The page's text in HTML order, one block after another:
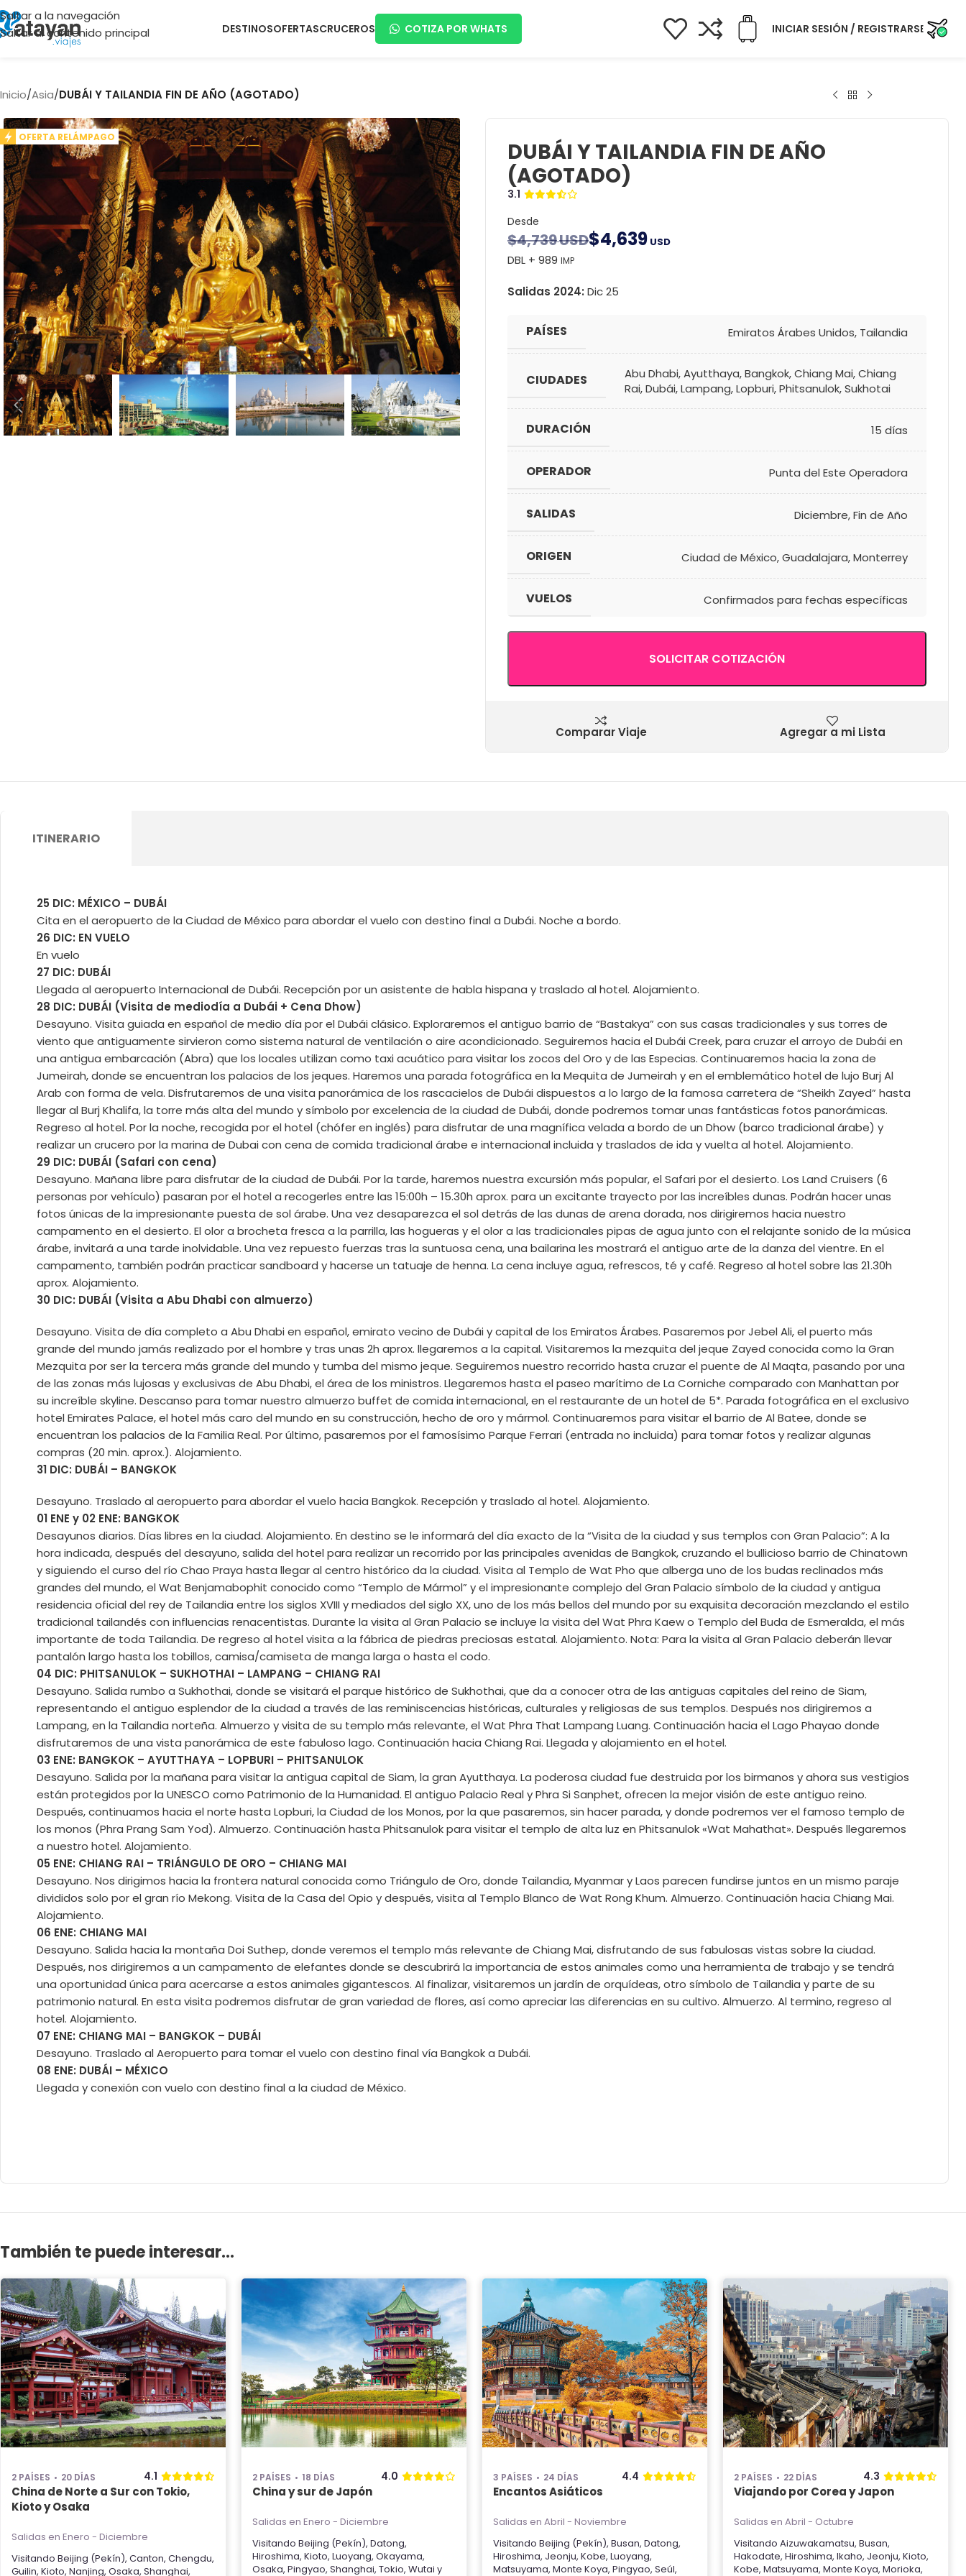
Saltar a la navegación
Saltar al contenido principal
DESTINOSOFERTASCRUCEROS COTIZA POR WHATS INICIAR SESIÓN / REGISTRARSE
Inicio/Asia/DUBÁI Y TAILANDIA FIN DE AÑO (AGOTADO)
OFERTA RELÁMPAGO
DUBÁI Y TAILANDIA FIN DE AÑO
(AGOTADO)
3.1
Desde
$4,739USD$4,639 USD
DBL + 989 IMP
Salidas 2024: Dic 25
PAÍSES Emiratos Árabes Unidos, Tailandia
CIUDADES Abu Dhabi,Ayutthaya,Bangkok,Chiang Mai,Chiang
Rai,Dubái,Lampang,Lopburi,Phitsanulok,Sukhotai
DURACIÓN 15 días
OPERADOR Punta del Este Operadora
SALIDAS Diciembre,Fin de Año
ORIGEN Ciudad de México,Guadalajara,Monterrey
VUELOS Confirmados para fechas específicas
SOLICITAR COTIZACIÓN
Comparar Viaje Agregar a mi Lista
ITINERARIO
25 DIC: MÉXICO – DUBÁI
Cita en el aeropuerto de la Ciudad de México para abordar el vuelo con destino final a Dubái. Noche a bordo.
26 DIC: EN VUELO
En vuelo
27 DIC: DUBÁI
Llegada al aeropuerto Internacional de Dubái. Recepción por un asistente de habla hispana y traslado al hotel. Alojamiento.
28 DIC: DUBÁI (Visita de mediodía a Dubái + Cena Dhow)
Desayuno. Visita guiada en español de medio día por el Dubái clásico. Exploraremos el antiguo barrio de “Bastakya” con sus casas tradicionales y sus torres de
viento que antiguamente sirvieron como sistema natural de ventilación o aire acondicionado. Seguiremos hacia el Dubái Creek, para cruzar el arroyo de Dubái en
una antigua embarcación (Abra) que los locales utilizan como taxi acuático para visitar los zocos del Oro y de las Especias. Continuaremos hacia la zona de
Jumeirah, donde se encuentran los palacios de los jeques. Haremos una parada fotográfica en la Mequita de Jumeirah y en el emblemático hotel de lujo Burj Al
Arab con forma de vela. Disfrutaremos de una visita panorámica de los rascacielos de Dubái dispuestos a lo largo de la famosa carretera de “Sheikh Zayed” hasta
llegar al Burj Khalifa, la torre más alta del mundo y símbolo por excelencia de la ciudad de Dubái, donde podremos tomar unas fantásticas fotos panorámicas.
Regreso al hotel. Por la noche, recogida por el hotel (chófer en inglés) para disfrutar de una magnífica velada a bordo de un Dhow (barco tradicional árabe) y
realizar un crucero por la marina de Dubai con cena de comida tradicional árabe e internacional incluida y traslados de ida y vuelta al hotel. Alojamiento.
29 DIC: DUBÁI (Safari con cena)
Desayuno. Mañana libre para disfrutar de la ciudad de Dubái. Por la tarde, haremos nuestra excursión más popular, el Safari por el desierto. Los Land Cruisers (6
personas por vehículo) pasaran por el hotel a recogerles entre las 15:00h – 15.30h aprox. para un excitante trayecto por las increíbles dunas. Podrán hacer unas
fotos únicas de la impresionante puesta de sol árabe. Una vez desaparezca el sol detrás de las dunas de arena dorada, nos dirigiremos hacia nuestro
campamento en el desierto. El olor a brocheta fresca a la parrilla, las hogueras y el olor a las tradicionales pipas de agua junto con el relajante sonido de la música
árabe, invitará a una tarde inolvidable. Una vez repuesto fuerzas tras la suntuosa cena, una bailarina les mostrará el antiguo arte de la danza del vientre. En el
campamento, también podrán practicar sandboard y hacerse un tatuaje de henna. La cena incluye agua, refrescos, té y café. Regreso al hotel sobre las 21.30h
aprox. Alojamiento.
30 DIC: DUBÁI (Visita a Abu Dhabi con almuerzo)
Desayuno. Visita de día completo a Abu Dhabi en español, emirato vecino de Dubái y capital de los Emiratos Árabes. Pasaremos por Jebel Ali, el puerto más
grande del mundo jamás realizado por el hombre y tras unas 2h aprox. llegaremos a la capital. Visitaremos la mezquita del jeque Zayed conocida como la Gran
Mezquita por ser la tercera más grande del mundo y tumba del mismo jeque. Seguiremos nuestro recorrido hasta cruzar el puente de Al Maqta, pasando por una
de las zonas más lujosas y exclusivas de Abu Dhabi, el área de los ministros. Llegaremos hasta el paseo marítimo de La Corniche comparado con Manhattan por
su increíble skyline. Descanso para tomar nuestro almuerzo buffet de comida internacional, en el restaurante de un hotel de 5*. Parada fotográfica en el exclusivo
hotel Emirates Palace, el hotel más caro del mundo en su construcción, hecho de oro y mármol. Continuaremos para visitar el barrio de Al Batee, donde se
encuentran los palacios de la Familia Real. Por último, pasaremos por el famosísimo Parque Ferrari (entrada no incluida) para tomar fotos y realizar algunas
compras (20 min. aprox.). Alojamiento.
31 DIC: DUBÁI – BANGKOK
Desayuno. Traslado al aeropuerto para abordar el vuelo hacia Bangkok. Recepción y traslado al hotel. Alojamiento.
01 ENE y 02 ENE: BANGKOK
Desayunos diarios. Días libres en la ciudad. Alojamiento. En destino se le informará del día exacto de la “Visita de la ciudad y sus templos con Gran Palacio”: A la
hora indicada, después del desayuno, salida del hotel para realizar un recorrido por las principales avenidas de Bangkok, cruzando el bullicioso barrio de Chinatown
y siguiendo el curso del río Chao Praya hasta llegar al centro histórico da la ciudad. Visita al Templo de Wat Pho que alberga uno de los budas reclinados más
grandes del mundo, el Wat Benjamabophit conocido como “Templo de Mármol” y el impresionante complejo del Gran Palacio símbolo de la ciudad y antigua
residencia oficial del rey de Tailandia entre los siglos XVIII y mediados del siglo XX, uno de los más bellos del mundo por su exquisita decoración mezclando el estilo
tradicional tailandés con influencias renacentistas. Durante la visita al Gran Palacio se incluye la visita del Wat Phra Kaew o Templo del Buda de Esmeralda, el más
importante de toda Tailandia. De regreso al hotel visita a la fábrica de piedras preciosas estatal. Alojamiento. Nota: Para la visita al Gran Palacio deberán llevar
pantalón largo hasta los tobillos, camisa/camiseta de manga larga o hasta el codo.
04 DIC: PHITSANULOK – SUKHOTHAI – LAMPANG – CHIANG RAI
Desayuno. Salida rumbo a Sukhothai, donde se visitará el parque histórico de Sukhothai, que da a conocer otra de las antiguas capitales del reino de Siam,
representando el antiguo esplendor de la ciudad a través de las reminiscencias históricas, culturales y religiosas de sus templos. Después nos dirigiremos a
Lampang, en la Tailandia norteña. Almuerzo y visita de su templo más relevante, el Wat Phra That Lampang Luang. Continuación hacia el Lago Phayao donde
disfrutaremos de una vista panorámica de este fabuloso lago. Continuación hacia Chiang Rai. Llegada y alojamiento en el hotel.
03 ENE: BANGKOK – AYUTTHAYA – LOPBURI – PHITSANULOK
Desayuno. Salida por la mañana para visitar la antigua capital de Siam, la gran Ayutthaya. La poderosa ciudad fue destruida por los birmanos y ahora sus vestigios
están protegidos por la UNESCO como Patrimonio de la Humanidad. El antiguo Palacio Real y Phra Si Sanphet, ofrecen la mejor visión de este antiguo reino.
Después, continuamos hacia el norte hasta Lopburi, la Ciudad de los Monos, por la que pasaremos, sin hacer parada, y donde podremos ver el famoso templo de
los monos (Phra Prang Sam Yod). Almuerzo. Continuación hasta Phitsanulok para visitar el templo de alta luz en Phitsanulok «Wat Mahathat». Después llegaremos
a nuestro hotel. Alojamiento.
05 ENE: CHIANG RAI – TRIÁNGULO DE ORO – CHIANG MAI
Desayuno. Nos dirigimos hacia la frontera natural conocida como Triángulo de Oro, donde Tailandia, Myanmar y Laos parecen fundirse juntos en un mismo paraje
divididos solo por el gran río Mekong. Visita de la Casa del Opio y después, visita al Templo Blanco de Wat Rong Khum. Almuerzo. Continuación hacia Chiang Mai.
Alojamiento.
06 ENE: CHIANG MAI
Desayuno. Salida hacia la montaña Doi Suthep, donde veremos el templo más relevante de Chiang Mai, disfrutando de sus fabulosas vistas sobre la ciudad.
Después, nos dirigiremos a un campamento de elefantes donde se descubrirá la importancia de estos animales como una herramienta de trabajo y se tendrá
una oportunidad única para acercarse a estos animales gigantescos. Al finalizar, visitaremos un jardín de orquídeas, otro símbolo de Tailandia y parte de su
patrimonio natural. En esta visita podremos disfrutar de gran variedad de flores, así como apreciar las diferencias en su cultivo. Almuerzo. Al termino, regreso al
hotel. Alojamiento.
07 ENE: CHIANG MAI – BANGKOK – DUBÁI
Desayuno. Traslado al Aeropuerto para tomar el vuelo con destino final vía Bangkok a Dubái.
08 ENE: DUBÁI – MÉXICO
Llegada y conexión con vuelo con destino final a la ciudad de México.
También te puede interesar...
2 PAÍSES 20 DÍAS 4.1
China de Norte a Sur con Tokio,
Kioto y Osaka
Salidas en Enero - Diciembre
Visitando Beijing (Pekín), Canton, Chengdu,
Guilin, Kioto, Nanjing, Osaka, Shanghai,
2 PAÍSES 18 DÍAS 4.0
China y sur de Japón
Salidas en Enero - Diciembre
Visitando Beijing (Pekín), Datong,
Hiroshima, Kioto, Luoyang, Okayama,
Osaka, Pingyao, Shanghai, Tokio, Wutai y
3 PAÍSES 24 DÍAS 4.4
Encantos Asiáticos
Salidas en Abril - Noviembre
Visitando Beijing (Pekín), Busan, Datong,
Hiroshima, Jeonju, Kobe, Luoyang,
Matsuyama, Monte Koya, Pingyao, Seúl,
2 PAÍSES 22 DÍAS 4.3
Viajando por Corea y Japon
Salidas en Abril - Octubre
Visitando Aizuwakamatsu, Busan,
Hakodate, Hiroshima, Ikaho, Jeonju, Kioto,
Kobe, Matsuyama, Monte Koya, Morioka,